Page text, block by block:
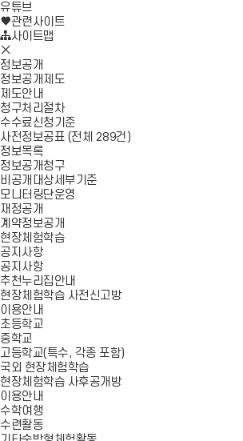
기
유튜브
로
가
관련사이트
사이트맵
모
바
일
메
뉴
닫
기
정보공개
정보공개제도
제도안내
청구처리절차
수수료신청기준
사전정보공표 (전체 289건)
정보목록
정보공개청구
비공개대상세부기준
모니터링단운영
재정공개
계약정보공개
현장체험학습
공지사항
공지사항
추천누리집안내
현장체험학습 사전신고방
이용안내
초등학교
중학교
고등학교(특수, 각종 포함)
국외 현장체험학습
현장체험학습 사후공개방
이용안내
수학여행
수련활동